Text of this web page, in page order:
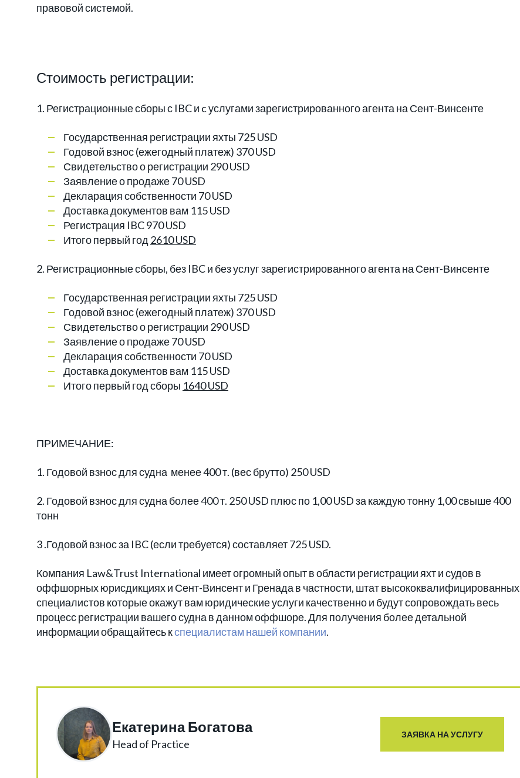
правовой системой.
Стоимость регистрации:
1. Регистрационные сборы с IBC и c услугами зарегистрированного агента на Сент-Винсенте
Государственная регистрации яхты 725 USD
Годовой взнос (ежегодный платеж) 370 USD
Свидетельство о регистрации 290 USD
Заявление о продаже 70 USD
Декларация собственности 70 USD
Доставка документов вам 115 USD
Регистрация IBC 970 USD
Итого первый год 2610 USD
2. Регистрационные сборы, без IBC и без услуг зарегистрированного агента на Сент-Винсенте
Государственная регистрации яхты 725 USD
Годовой взнос (ежегодный платеж) 370 USD
Свидетельство о регистрации 290 USD
Заявление о продаже 70 USD
Декларация собственности 70 USD
Доставка документов вам 115 USD
Итого первый год сборы 1640 USD
ПРИМЕЧАНИЕ:
1. Годовой взнос для судна менее 400 т. (вес брутто) 250 USD
2. Годовой взнос для судна более 400 т. 250 USD плюс по 1,00 USD за каждую тонну 1,00 свыше 400
тонн
3 .Годовой взнос за IBC (если требуется) составляет 725 USD.
Компания Law&Trust International имеет огромный опыт в области регистрации яхт и судов в
оффшорных юрисдикциях и Сент-Винсент и Гренада в частности, штат высококвалифицированных
специалистов которые окажут вам юридические услуги качественно и будут сопровождать весь
процесс регистрации вашего судна в данном оффшоре. Для получения более детальной
информации обращайтесь кспециалистам нашей компании.
Екатерина Богатова
Head of Practice
ЗАЯВКА НА УСЛУГУ